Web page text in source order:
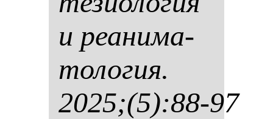
и ре­ани­ма­
то­ло­гия.
2025;(5):88-97